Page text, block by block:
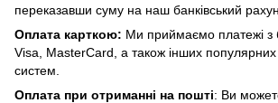
переказавши суму на наш банківський
Оплата карткою: Ми приймаємо платежі з
Visa, MasterCard, а також інших популярних
систем.
Оплата при отриманні на пошті: Ви